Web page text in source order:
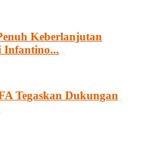
Keberlanjutan
Infantino...
Tegaskan Dukungan